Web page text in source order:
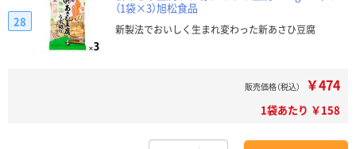
（1袋×3）旭松食品
新製法でおいしく生まれ変わった新あさひ豆腐
28
販売価格（税込） ￥474
1袋あたり ￥158